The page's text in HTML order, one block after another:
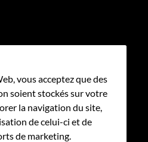
vous acceptez que des
soient stockés sur votre
la navigation du site,
de celui-ci et de
de marketing.